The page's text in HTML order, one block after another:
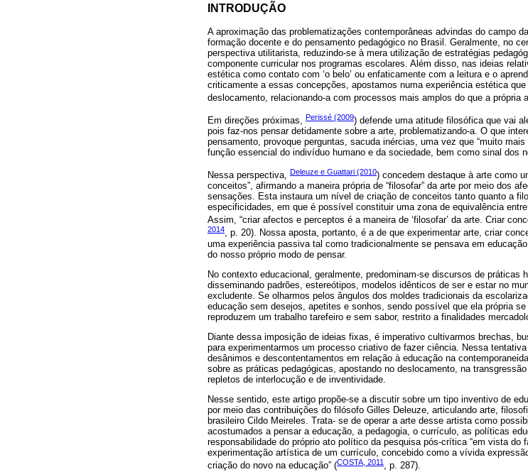
INTRODUÇÃO
A aproximação das problematizações contemporâneas advindas do campo
formação docente e do pensamento pedagógico no Brasil. Geralmente, no
perspectiva utilitarista, reduzindo-se à mera utilização de estratégias
componente curricular nos programas escolares. Além disso, nas ideias
estética como contato com ‘o belo’ ou enfaticamente com a leitura e o
criticamente a essas concepções, apostamos numa experiência estética
deslocamento, relacionando-a com processos mais amplos do que a própria
Em direções próximas, Perissé (2009) defende uma atitude filosófica que vai
pois faz-nos pensar detidamente sobre a arte, problematizando-a. O que
pensamento, provoque perguntas, sacuda inércias, uma vez que “muito
função essencial do indivíduo humano e da sociedade, bem como sinal dos
Nessa perspectiva, Deleuze e Guattari (2010) concedem destaque à arte como
conceitos”, afirmando a maneira própria de “filosofar” da arte por meio dos
sensações. Esta instaura um nível de criação de conceitos tanto quanto a
especificidades, em que é possível constituir uma zona de equivalência
Assim, “criar afectos e perceptos é a maneira de ‘filosofar’ da arte. Criar
2014, p. 20). Nossa aposta, portanto, é a de que experimentar arte, criar
uma experiência passiva tal como tradicionalmente se pensava em
do nosso próprio modo de pensar.
No contexto educacional, geralmente, predominam-se discursos de práticas
disseminando padrões, estereótipos, modelos idênticos de ser e estar no
excludente. Se olharmos pelos ângulos dos moldes tradicionais da
educação sem desejos, apetites e sonhos, sendo possível que ela própria
reproduzem um trabalho tarefeiro e sem sabor, restrito a finalidades
Diante dessa imposição de ideias fixas, é imperativo cultivarmos brechas,
para experimentarmos um processo criativo de fazer ciência. Nessa
desânimos e descontentamentos em relação à educação na
sobre as práticas pedagógicas, apostando no deslocamento, na
repletos de interlocução e de inventividade.
Nesse sentido, este artigo propõe-se a discutir sobre um tipo inventivo de
por meio das contribuições do filósofo Gilles Deleuze, articulando arte,
brasileiro Cildo Meireles. Trata- se de operar a arte desse artista como
acostumados a pensar a educação, a pedagogia, o currículo, as políticas
responsabilidade do próprio ato político da pesquisa pós-crítica “em vista
experimentação artística de um currículo, concebido como a vívida
criação do novo na educação” (COSTA, 2011 , p. 287).